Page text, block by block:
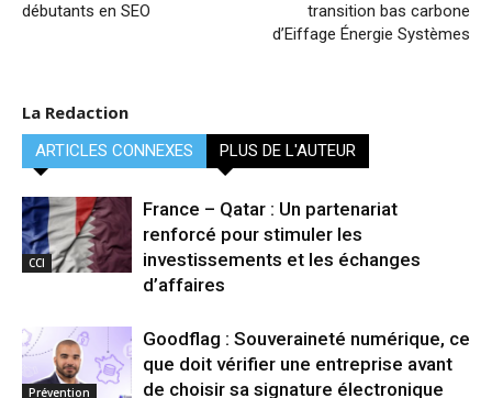
débutants en SEO
transition bas carbone
d’Eiffage Énergie Systèmes
La Redaction
ARTICLES CONNEXES PLUS DE L'AUTEUR
CCI
France – Qatar : Un partenariat
renforcé pour stimuler les
investissements et les échanges
d’affaires
Prévention
Goodflag : Souveraineté numérique, ce
que doit vérifier une entreprise avant
de choisir sa signature électronique